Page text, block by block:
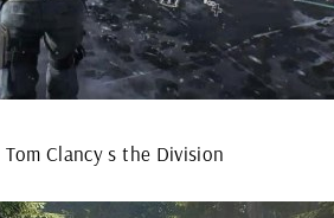
Tom Clancy s the Division